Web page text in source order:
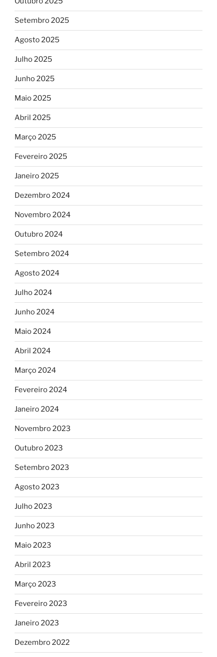
Setembro 2025
Agosto 2025
Julho 2025
Junho 2025
Maio 2025
Abril 2025
Março 2025
Fevereiro 2025
Janeiro 2025
Dezembro 2024
Novembro 2024
Outubro 2024
Setembro 2024
Agosto 2024
Julho 2024
Junho 2024
Maio 2024
Abril 2024
Março 2024
Fevereiro 2024
Janeiro 2024
Novembro 2023
Outubro 2023
Setembro 2023
Agosto 2023
Julho 2023
Junho 2023
Maio 2023
Abril 2023
Março 2023
Fevereiro 2023
Janeiro 2023
Dezembro 2022